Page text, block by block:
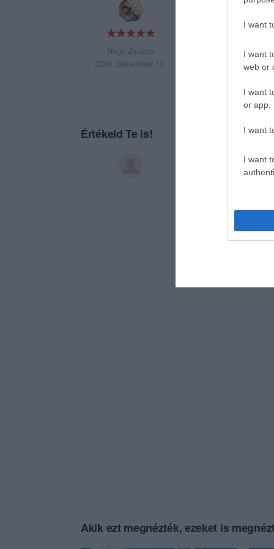
I want
I want
web or
I want
or app.
I want
I want
Nagy Zsuzsa
2018. December 10.
Kellemes,
köszönet a
Értékeld Te is!
Akik ezt megnézték, ezeket is